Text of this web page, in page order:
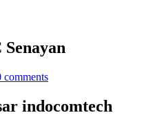
comments
indocomtech